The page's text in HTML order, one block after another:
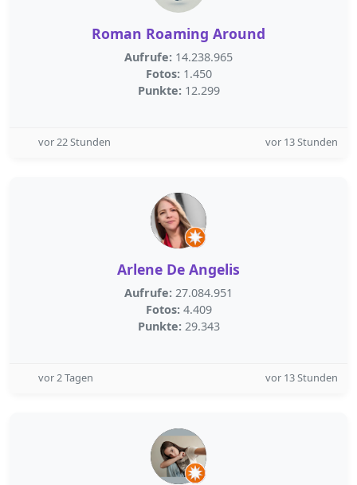
Roman Roaming Around
Aufrufe: 14.238.965
Fotos: 1.450
Punkte: 12.299
vor 22 Stunden vor 13 Stunden
Arlene De Angelis
Aufrufe: 27.084.951
Fotos: 4.409
Punkte: 29.343
vor 2 Tagen vor 13 Stunden